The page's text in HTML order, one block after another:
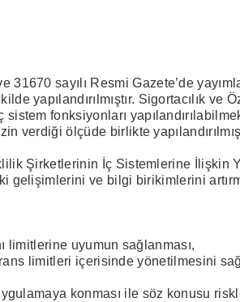
sayılı Resmi Gazete’de
yapılandırılmıştır. Sigortacılık
fonksiyonları
verdiği ölçüde birlikte
Şirketlerinin İç Sistemlerine İlişkin
gelişimlerini ve bilgi birikimlerini
limitlerine uyumun sağlanması,
limitleri içerisinde yönetilmesini
konması ile söz konusu